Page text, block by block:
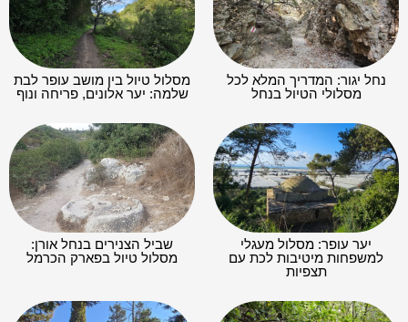
נחל יגור: המדריך המלא לכל
מסלולי הטיול בנחל
מסלול טיול בין מושב עופר לבת
שלמה: יער אלונים, פריחה ונוף
יער עופר: מסלול מעגלי
למשפחות מיטיבות לכת עם
תצפיות
שביל הצנירים בנחל אורן:
מסלול טיול בפארק הכרמל